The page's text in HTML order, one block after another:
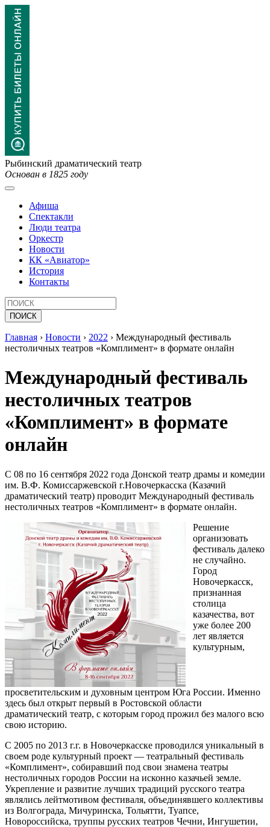
Рыбинский драматический театр
Основан в 1825 году
Афиша
Спектакли
Люди театра
Оркестр
Новости
КК «Авиатор»
История
Контакты
Главная › Новости › 2022 › Международный фестиваль
нестоличных театров «Комплимент» в формате онлайн
Международный фестиваль
нестоличных театров
«Комплимент» в формате
онлайн
С 08 по 16 сентября 2022 года Донской театр драмы и комедии
им. В.Ф. Комиссаржевской г.Новочеркасска (Казачий
драматический театр) проводит Международный фестиваль
нестоличных театров «Комплимент» в формате онлайн.
Решение
организовать
фестиваль далеко
не случайно.
Город
Новочеркасск,
признанная
столица
казачества, вот
уже более 200
лет является
культурным,
просветительским и духовным центром Юга России. Именно
здесь был открыт первый в Ростовской области
драматический театр, с которым город прожил без малого всю
свою историю.
С 2005 по 2013 г.г. в Новочеркасске проводился уникальный в
своем роде культурный проект — театральный фестиваль
«Комплимент», собиравший под свои знамена театры
нестоличных городов России на исконно казачьей земле.
Укрепление и развитие лучших традиций русского театра
являлись лейтмотивом фестиваля, объединявшего коллективы
из Волгограда, Мичуринска, Тольятти, Туапсе,
Новороссийска, труппы русских театров Чечни, Ингушетии,